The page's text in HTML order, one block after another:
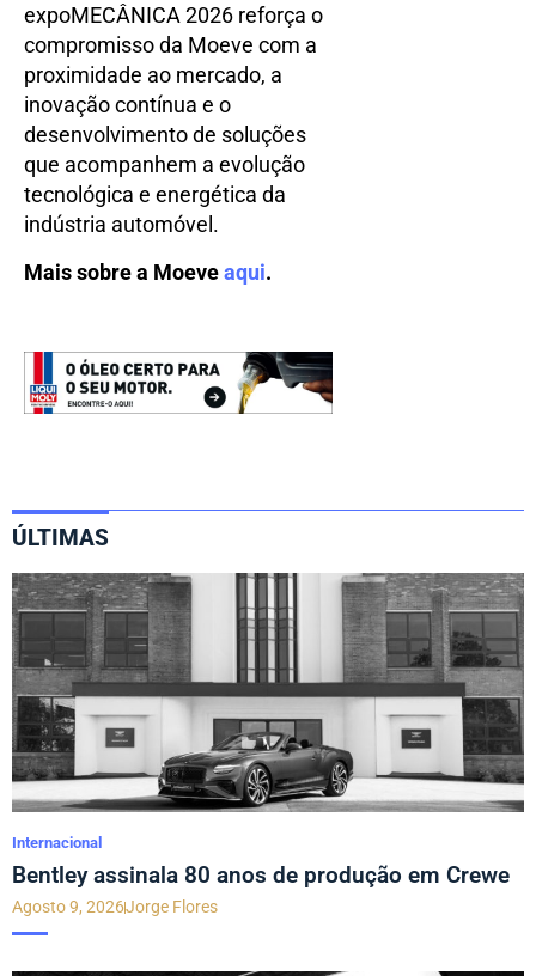
expoMECÂNICA 2026 reforça o
compromisso da Moeve com a
proximidade ao mercado, a
inovação contínua e o
desenvolvimento de soluções
que acompanhem a evolução
tecnológica e energética da
indústria automóvel.
Mais sobre a Moeveaqui.
ÚLTIMAS
Internacional
Bentley assinala 80 anos de produção em Crewe
Agosto 9, 2026Jorge Flores